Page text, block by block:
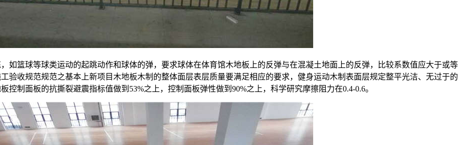
如篮球等球类运动的起跳动作和球体的弹，要求球体在体育馆木地板上的反弹与在混凝土地面上的反弹，比较系数值应大于或等
验收规范规范之基本上新项目木地板木制的整体面层表层质量要满足相应的要求，健身运动木制表面层规定整平光洁、无过于的
制面板的抗撕裂避震指标值做到53%之上，控制面板弹性做到90%之上，科学研究摩擦阻力在0.4-0.6。